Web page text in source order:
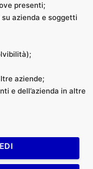
presenti;
azienda e soggetti
aziende;
e dell’azienda in altre